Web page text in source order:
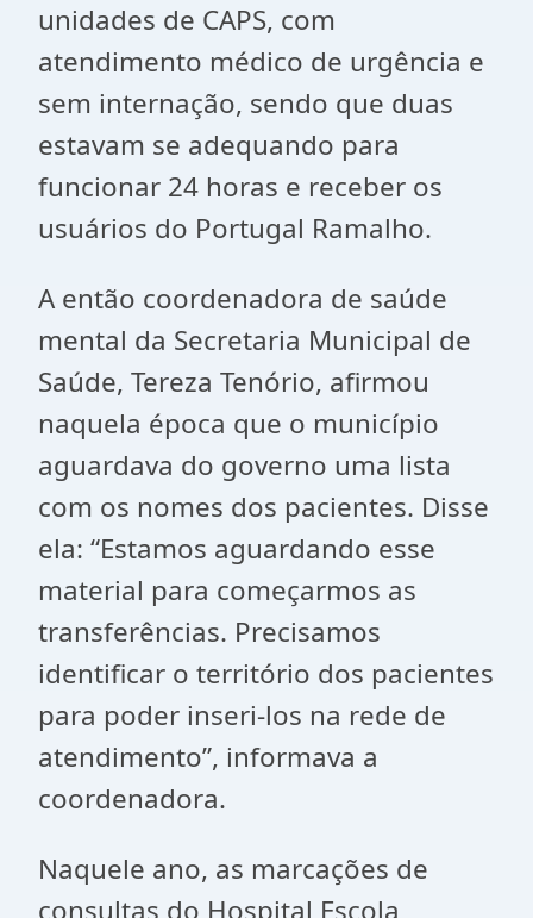
unidades de CAPS, com
atendimento médico de urgência e
sem internação, sendo que duas
estavam se adequando para
funcionar 24 horas e receber os
usuários do Portugal Ramalho.
A então coordenadora de saúde
mental da Secretaria Municipal de
Saúde, Tereza Tenório, afirmou
naquela época que o município
aguardava do governo uma lista
com os nomes dos pacientes. Disse
ela: “Estamos aguardando esse
material para começarmos as
transferências. Precisamos
identificar o território dos pacientes
para poder inseri-los na rede de
atendimento”, informava a
coordenadora.
Naquele ano, as marcações de
consultas do Hospital Escola